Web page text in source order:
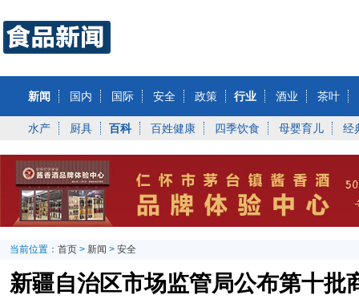
新闻 国内 国际 安全 政策 行业 酒业 茶叶
水产 厨具 百科 百姓健康 四季饮食 母婴育儿 经
当前位置： 首页 > 新闻 > 安全
新疆自治区市场监管局公布第十批